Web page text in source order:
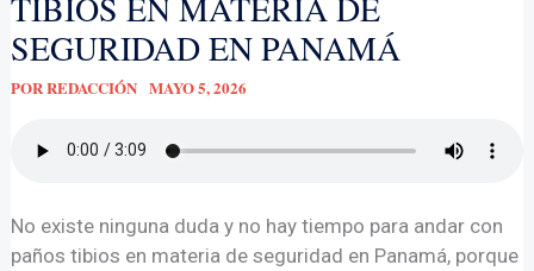
SEGURIDAD EN PANAMÁ
PORREDACCIÓN MAYO 5, 2026
No existe ninguna duda y no hay tiempo para andar con
paños tibios en materia de seguridad en Panamá, porque